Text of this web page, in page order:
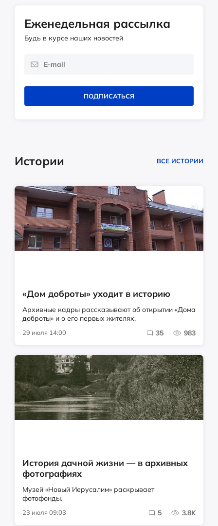
Еженедельная рассылка
Будь в курсе наших новостей
ПОДПИСАТЬСЯ
Истории ВСЕ ИСТОРИИ
«Дом доброты» уходит в историю
Архивные кадры рассказывают об открытии «Дома
доброты» и о его первых жителях.
29 июля 14:00 35 983
История дачной жизни — в архивных
фотографиях
Музей «Новый Иерусалим» раскрывает
фотофонды.
23 июля 09:03 5 3.8K